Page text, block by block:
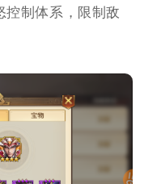
控制体系，限制敌